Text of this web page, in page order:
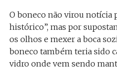
O boneco não virou notícia
histórico”, mas por
os olhos e mexer a boca
boneco também teria sido
vidro onde vem sendo